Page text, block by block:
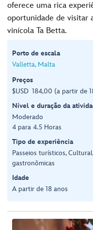
oferece uma rica
oportunidade de visitar
vinícola Ta Betta.
Porto de escala
Valletta, Malta
Preços
$USD 184,00 (a partir de
Nível e duração da
Moderado
4 para 4.5 Horas
Tipo de experiência
Passeios turísticos,
gastronômicas
Idade
A partir de 18 anos